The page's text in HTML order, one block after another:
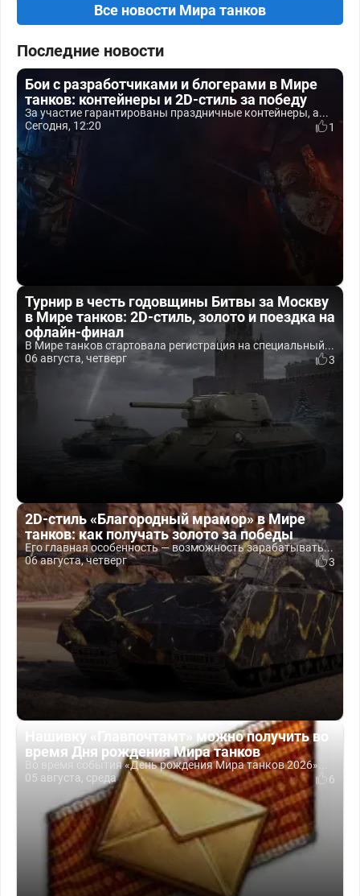
Все новости Мира танков
Последние новости
Бои с разработчиками и блогерами в Мире
танков: контейнеры и 2D-стиль за победу
За участие гарантированы праздничные контейнеры, а...
Сегодня, 12:20
1
Турнир в честь годовщины Битвы за Москву
в Мире танков: 2D-стиль, золото и поездка на
офлайн-финал
В Мире танков стартовала регистрация на специальный...
06 августа, четверг
3
2D-стиль «Благородный мрамор» в Мире
танков: как получать золото за победы
Его главная особенность — возможность зарабатывать...
06 августа, четверг
3
Нашивку «Главпочтамт» можно получить во
время Дня рождения Мира танков
Во время события «День рождения Мира танков 2026»...
05 августа, среда
6